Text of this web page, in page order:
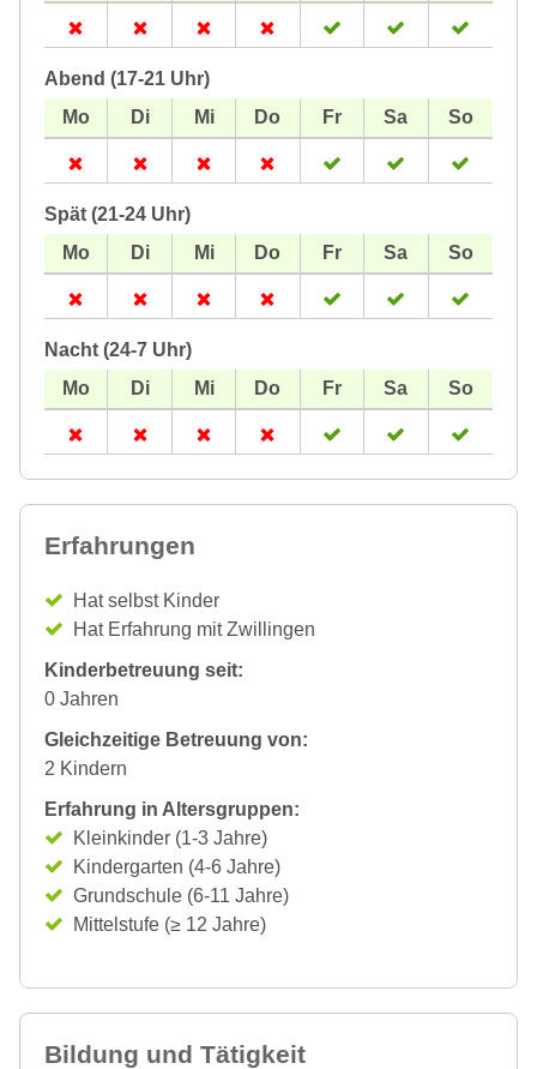
Abend (17-21 Uhr)
Spät (21-24 Uhr)
Nacht (24-7 Uhr)
Erfahrungen
Hat selbst Kinder
Hat Erfahrung mit Zwillingen
Kinderbetreuung seit:
0 Jahren
Gleichzeitige Betreuung von:
2 Kindern
Erfahrung in Altersgruppen:
Kleinkinder (1-3 Jahre)
Kindergarten (4-6 Jahre)
Grundschule (6-11 Jahre)
Mittelstufe (≥ 12 Jahre)
Bildung und Tätigkeit